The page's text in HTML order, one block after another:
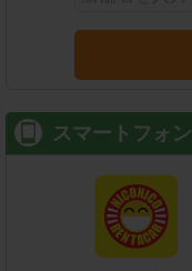
スマートフォン